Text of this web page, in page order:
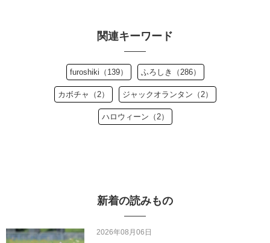
関連キーワード
furoshiki（139） ふろしき（286）
カボチャ（2） ジャックオランタン（2）
ハロウィーン（2）
新着の読みもの
2026年08月06日